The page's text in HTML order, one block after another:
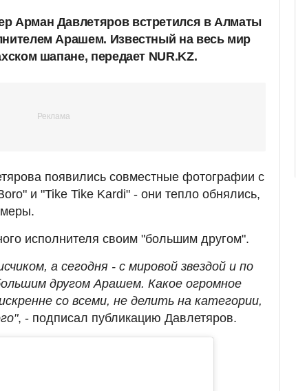
Арман Давлетяров встретился в Алматы
Арашем. Известный на весь мир
шапане, передает NUR.KZ.
появились совместные фотографии с
и "Tike Tike Kardi" - они тепло обнялись,
исполнителя своим "большим другом".
а сегодня - с мировой звездой и по
другом Арашем. Какое огромное
со всеми, не делить на категории,
, - подписал публикацию Давлетяров.